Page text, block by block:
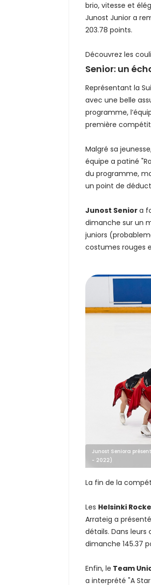
brio, vitesse et
Junost Junior a
203.78 points.
Découvrez les
Senior: un
Représentant la
avec une belle
programme,
première
Malgré sa
équipe a patiné
du programme,
un point de
Junost Senior a
dimanche sur un
juniors
costumes rouges
Junost Seniora
- 2022)
La fin de la
Les Helsinki
Arrateig a
détails. Dans
dimanche 145.37
Enfin, le Team
a interprété "A